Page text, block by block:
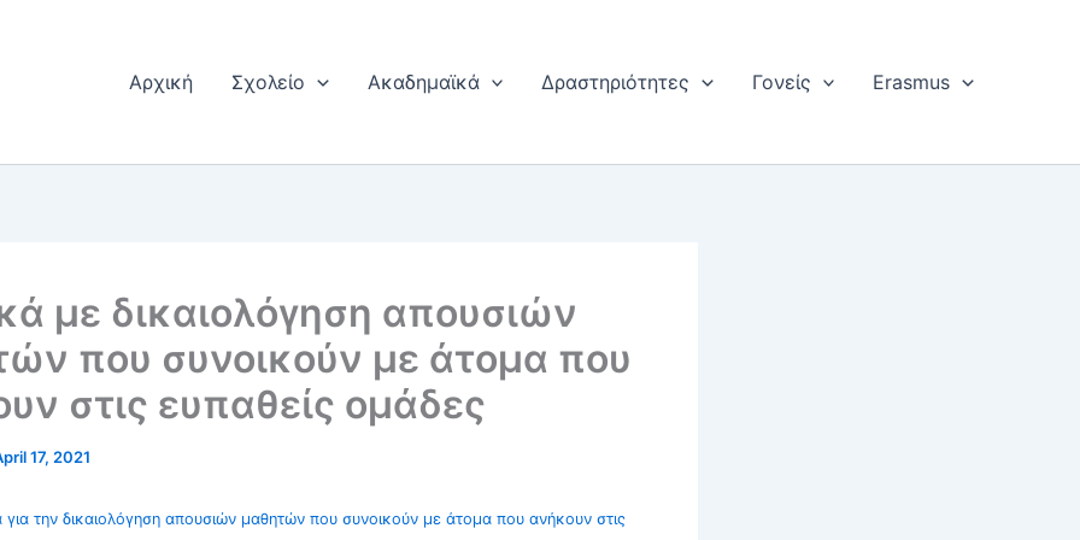
Αρχική Σχολείο Ακαδημαϊκά Δραστηριότητες Γονείς Erasmus
με δικαιολόγηση απουσιών
που συνοικούν με άτομα που
στις ευπαθείς ομάδες
17, 2021
για την δικαιολόγηση απουσιών μαθητών που συνοικούν με άτομα που ανήκουν στις